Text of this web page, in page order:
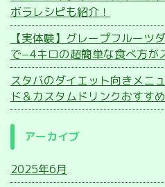
ボラレシピも紹介！
【実体験】グレープフルーツ
で−4キロの超簡単な食べ方が
スタバのダイエット向きメニ
ド＆カスタムドリンクおすす
アーカイブ
2025年6月